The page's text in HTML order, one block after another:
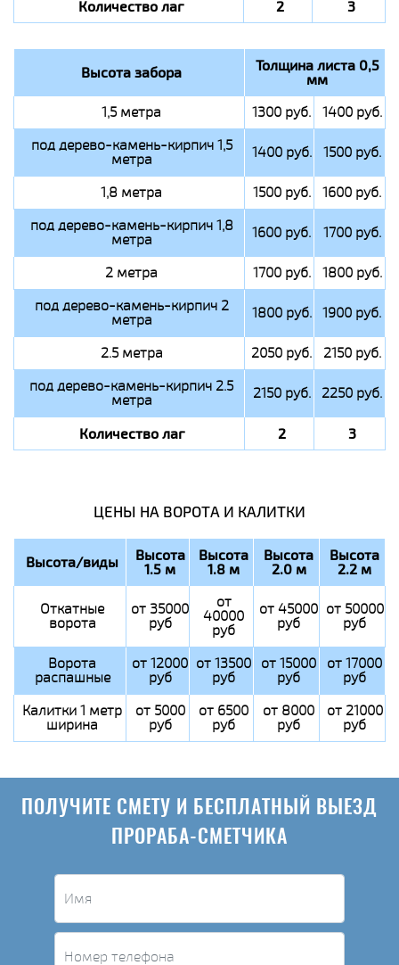
Количество лаг 2 3
Высота забора Толщина листа 0,5
мм
1,5 метра 1300 руб.
1400 руб.
под дерево-камень-кирпич 1,5
метра 1400 руб. 1500 руб.
1,8 метра 1500 руб.
1600 руб.
под дерево-камень-кирпич 1,8
метра 1600 руб. 1700 руб.
2 метра 1700 руб.
1800 руб.
под дерево-камень-кирпич 2
метра 1800 руб. 1900 руб.
2.5 метра 2050 руб.
2150 руб.
под дерево-камень-кирпич 2.5
метра 2150 руб. 2250 руб.
Количество лаг 2 3
ЦЕНЫ НА ВОРОТА И КАЛИТКИ
Высота/виды Высота
1.5 м
Высота
1.8 м
Высота
2.0 м
Высота
2.2 м
Откатные
ворота
от 35000
руб
от
40000
руб
от 45000
руб
от 50000
руб
Ворота
распашные
от 12000
руб
от 13500
руб
от 15000
руб
от 17000
руб
Калитки 1 метр
ширина
от 5000
руб
от 6500
руб
от 8000
руб
от 21000
руб
ПОЛУЧИТЕ СМЕТУ И БЕСПЛАТНЫЙ ВЫЕЗД
ПРОРАБА-СМЕТЧИКА